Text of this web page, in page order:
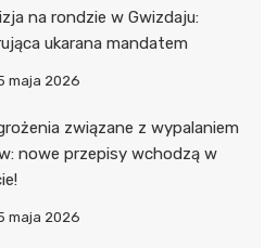
na rondzie w Gwizdaju:
ukarana mandatem
maja 2026
związane z wypalaniem
nowe przepisy wchodzą w
maja 2026